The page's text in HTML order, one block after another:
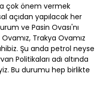
çok önem vermek
açıdan yapılacak her
ve Pasin Ovası'nı
Trakya Ovamız
Şu anda petrol neyse
Politikaları adı altında
Bu durumu hep birlikte